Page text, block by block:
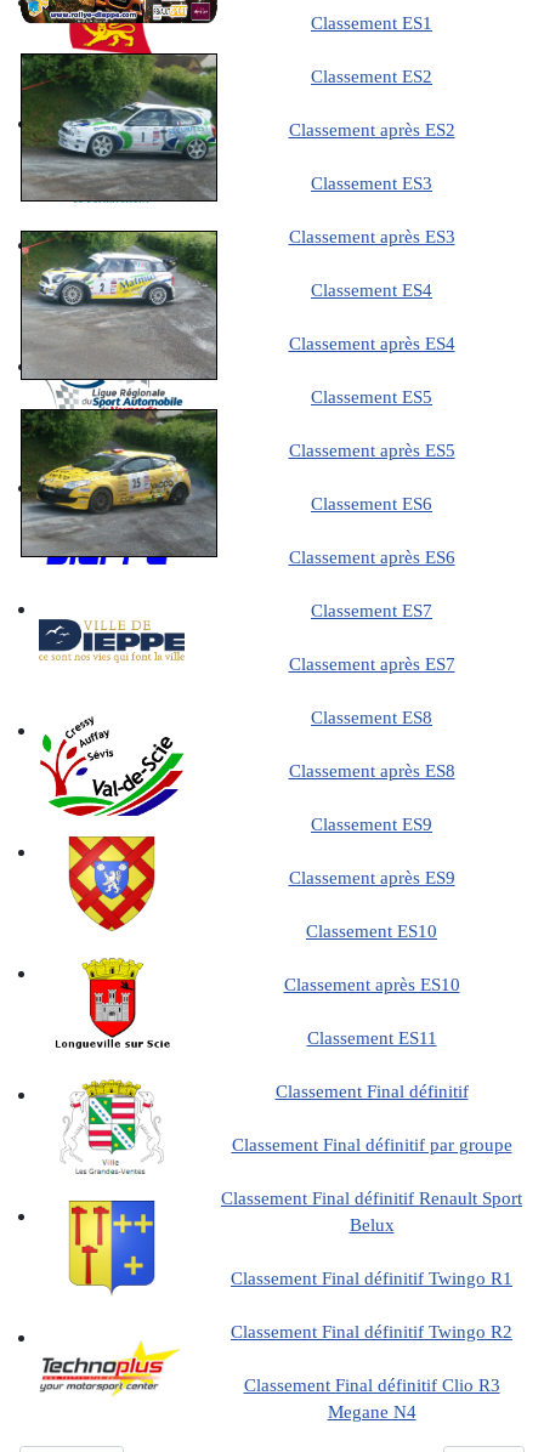
Classement ES1
Classement ES2
Classement après ES2
Classement ES3
Classement après ES3
Classement ES4
Classement après ES4
Classement ES5
Classement après ES5
Classement ES6
Classement après ES6
Classement ES7
Classement après ES7
Classement ES8
Classement après ES8
Classement ES9
Classement après ES9
Classement ES10
Classement après ES10
Classement ES11
Classement Final définitif
Classement Final définitif par groupe
Classement Final définitif Renault Sport
Belux
Classement Final définitif Twingo R1
Classement Final définitif Twingo R2
Classement Final définitif Clio R3
Megane N4